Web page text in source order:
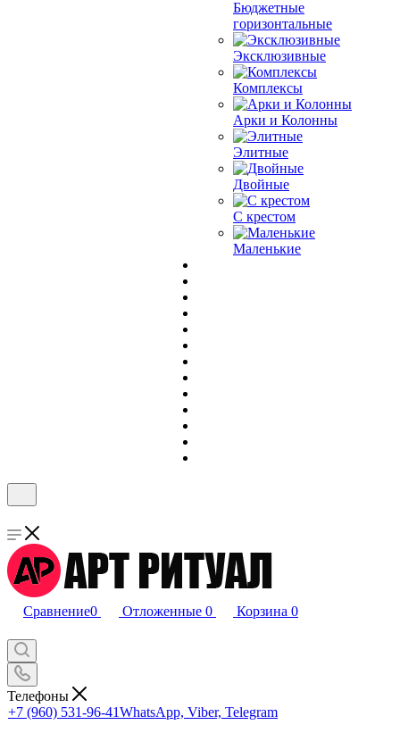
Бюджетные
горизонтальные
Эксклюзивные
Комплексы
Арки и Колонны
Элитные
Двойные
С крестом
Маленькие
Сравнение0 Отложенные 0 Корзина 0
Телефоны
+7 (960) 531-96-41WhatsApp, Viber, Telegram